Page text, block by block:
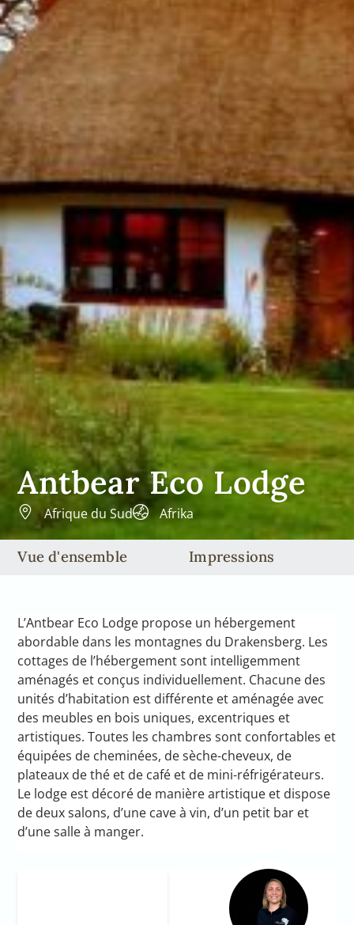
Antbear Eco Lodge
Afrique du Sud Afrika
Vue d'ensemble Impressions
L’Antbear Eco Lodge propose un hébergement
abordable dans les montagnes du Drakensberg. Les
cottages de l’hébergement sont intelligemment
aménagés et conçus individuellement. Chacune des
unités d’habitation est différente et aménagée avec
des meubles en bois uniques, excentriques et
artistiques. Toutes les chambres sont confortables et
équipées de cheminées, de sèche-cheveux, de
plateaux de thé et de café et de mini-réfrigérateurs.
Le lodge est décoré de manière artistique et dispose
de deux salons, d’une cave à vin, d’un petit bar et
d’une salle à manger.